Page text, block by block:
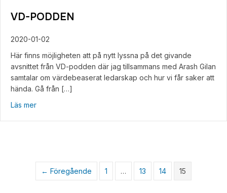
VD-PODDEN
2020-01-02
Här finns möjligheten att på nytt lyssna på det givande
avsnittet från VD-podden där jag tillsammans med Arash Gilan
samtalar om värdebeaserat ledarskap och hur vi får saker att
hända. Gå från […]
Läs merabout VD-PODDEN
← Föregående 1 … 13 14 15